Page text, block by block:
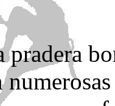
pradera